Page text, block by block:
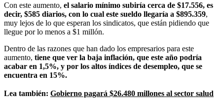
Con este aumento, el salario mínimo subiría cerca de $17.556, es
decir, $585 diarios, con lo cual este sueldo llegaría a $895.359,
muy lejos de lo que esperan los sindicatos, que están pidiendo que
llegue por lo menos a $1 millón.
Dentro de las razones que han dado los empresarios para este
aumento, tiene que ver la baja inflación, que este año podría
acabar en 1,5%, y por los altos índices de desempleo, que se
encuentra en 15%.
Lea también: Gobierno pagará $26.480 millones al sector salud